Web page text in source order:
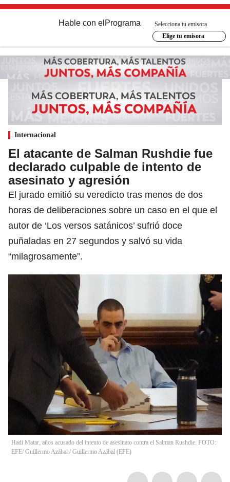
Hable con el Programa
Selecciona tu emisora
Elige tu emisora
Internacional
El atacante de Salman Rushdie fue
declarado culpable de intento de
asesinato y agresión
El jurado emitió su veredicto tras menos de dos
horas de deliberaciones sobre un caso en el que el
autor de ‘Los versos satánicos’ sufrió doce
puñaladas en 27 segundos y salvó su vida
“milagrosamente”.
Hadi Matar, años acusado del intento de asesinato contra el Salman Rushdie. FOTO:
EFE/ Guillermo Azábal / Guillermo Azábal (EFE)